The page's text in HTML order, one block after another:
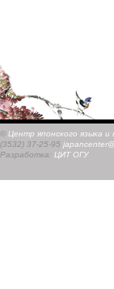
© Центр японского языка и
(3532) 37-25-95
Разработка: ЦИТ ОГУ